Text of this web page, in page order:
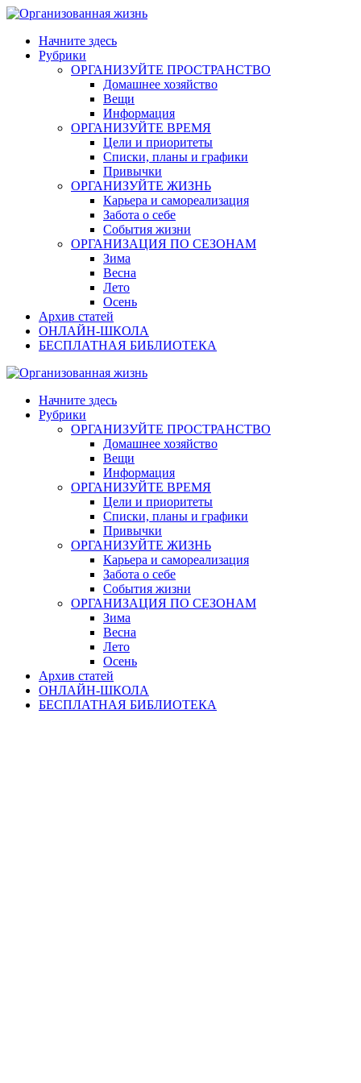
Skip
contentНачните здесь
Рубрики
ОРГАНИЗУЙТЕ ПРОСТРАНСТВО
Домашнее хозяйство
Вещи
Информация
ОРГАНИЗУЙТЕ ВРЕМЯ
Цели и приоритеты
Списки, планы и графики
Привычки
ОРГАНИЗУЙТЕ ЖИЗНЬ
Карьера и самореализация
Забота о себе
События жизни
ОРГАНИЗАЦИЯ ПО СЕЗОНАМ
Зима
Весна
Лето
Осень
Архив статей
ОНЛАЙН-ШКОЛА
БЕСПЛАТНАЯ БИБЛИОТЕКА
Начните здесь
Рубрики
ОРГАНИЗУЙТЕ ПРОСТРАНСТВО
Домашнее хозяйство
Вещи
Информация
ОРГАНИЗУЙТЕ ВРЕМЯ
Цели и приоритеты
Списки, планы и графики
Привычки
ОРГАНИЗУЙТЕ ЖИЗНЬ
Карьера и самореализация
Забота о себе
События жизни
ОРГАНИЗАЦИЯ ПО СЕЗОНАМ
Зима
Весна
Лето
Осень
Архив статей
ОНЛАЙН-ШКОЛА
БЕСПЛАТНАЯ БИБЛИОТЕКА